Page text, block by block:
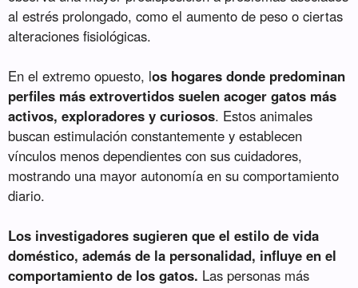
al estrés prolongado, como el aumento de peso o ciertas
alteraciones fisiológicas.
En el extremo opuesto, los hogares donde predominan
perfiles más extrovertidos suelen acoger gatos más
activos, exploradores y curiosos. Estos animales
buscan estimulación constantemente y establecen
vínculos menos dependientes con sus cuidadores,
mostrando una mayor autonomía en su comportamiento
diario.
Los investigadores sugieren que el estilo de vida
doméstico, además de la personalidad, influye en el
comportamiento de los gatos. Las personas más